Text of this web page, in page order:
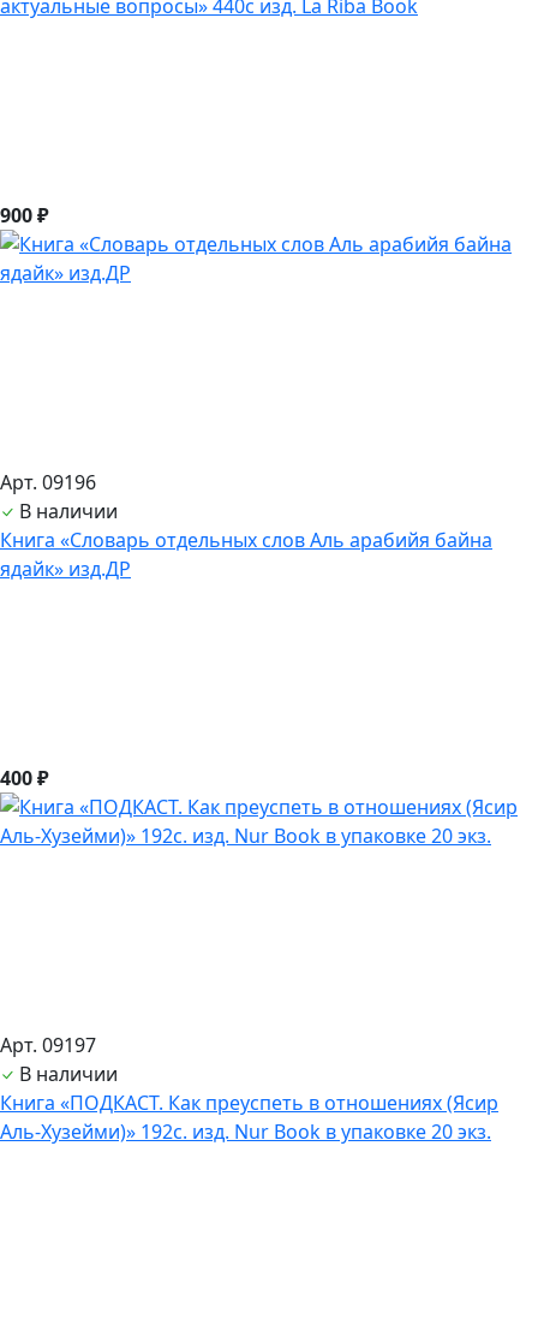
актуальные вопросы» 440с изд. La Riba Book
900 ₽
Арт. 09196
В наличии
Книга «Словарь отдельных слов Аль арабийя байна
ядайк» изд.ДР
400 ₽
Арт. 09197
В наличии
Книга «ПОДКАСТ. Как преуспеть в отношениях (Ясир
Аль-Хузейми)» 192с. изд. Nur Book в упаковке 20 экз.